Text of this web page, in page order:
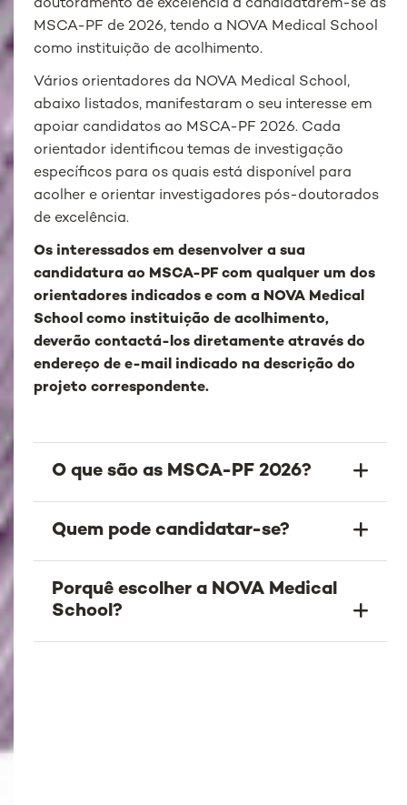
doutoramento de excelência a candidatarem-se às
MSCA-PF de 2026, tendo a NOVA Medical School
como instituição de acolhimento.
Vários orientadores da NOVA Medical School,
abaixo listados, manifestaram o seu interesse em
apoiar candidatos ao MSCA-PF 2026. Cada
orientador identificou temas de investigação
específicos para os quais está disponível para
acolher e orientar investigadores pós-doutorados
de excelência.
Os interessados em desenvolver a sua
candidatura ao MSCA-PF com qualquer um dos
orientadores indicados e com a NOVA Medical
School como instituição de acolhimento,
deverão contactá-los diretamente através do
endereço de e-mail indicado na descrição do
projeto correspondente.
O que são as MSCA-PF 2026?
Quem pode candidatar-se?
Porquê escolher a NOVA Medical
School?